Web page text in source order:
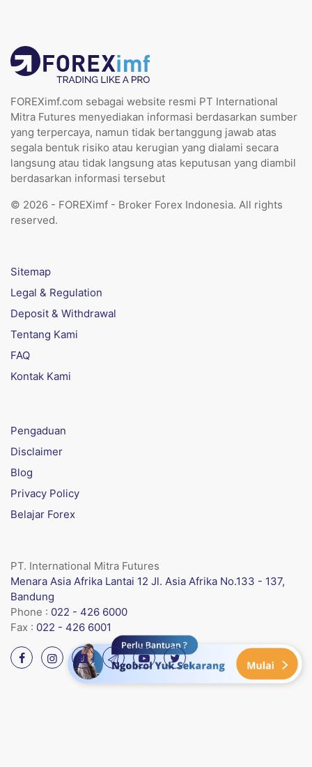
FOREXimf.com sebagai website resmi PT International
Mitra Futures menyediakan informasi berdasarkan sumber
yang terpercaya, namun tidak bertanggung jawab atas
segala bentuk risiko atau kerugian yang dialami secara
langsung atau tidak langsung atas keputusan yang diambil
berdasarkan informasi tersebut
© 2026 - FOREXimf - Broker Forex Indonesia. All rights
reserved.
Sitemap
Legal & Regulation
Deposit & Withdrawal
Tentang Kami
FAQ
Kontak Kami
Pengaduan
Disclaimer
Blog
Privacy Policy
Belajar Forex
PT. International Mitra Futures
Menara Asia Afrika Lantai 12 Jl. Asia Afrika No.133 - 137,
Bandung
Phone : 022 - 426 6000
Fax : 022 - 426 6001